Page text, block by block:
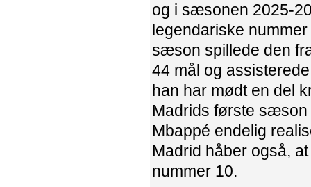
og i sæsonen 2025-
legendariske
sæson spillede den
44 mål og
han har mødt en del
Madrids første sæson
Mbappé endelig
Madrid håber også,
nummer 10.